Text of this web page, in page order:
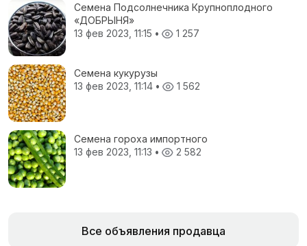
Семена Подсолнечника Крупноплодного
«ДОБРЫНЯ»
13 фев 2023, 11:15 • 1 257
Семена кукурузы
13 фев 2023, 11:14 • 1 562
Семена гороха импортного
13 фев 2023, 11:13 • 2 582
Все объявления продавца